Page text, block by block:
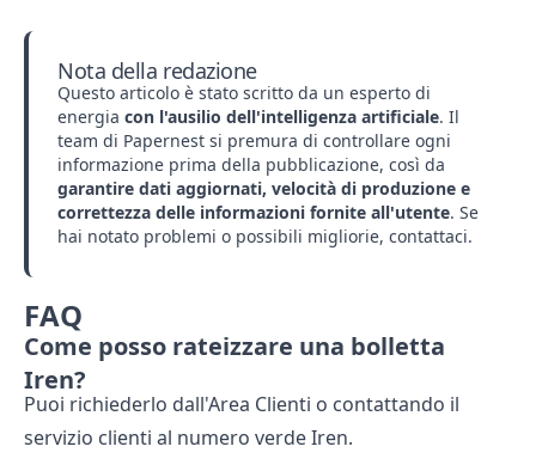
Nota della redazione
Questo articolo è stato scritto da un esperto di
energia con l'ausilio dell'intelligenza artificiale. Il
team di Papernest si premura di controllare ogni
informazione prima della pubblicazione, così da
garantire dati aggiornati, velocità di produzione e
correttezza delle informazioni fornite all'utente. Se
hai notato problemi o possibili migliorie, contattaci.
FAQ
Come posso rateizzare una bolletta
Iren?
Puoi richiederlo dall'Area Clienti o contattando il
servizio clienti al numero verde Iren.